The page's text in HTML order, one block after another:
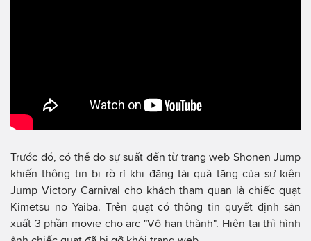
Trước đó, có thể do sự suất đến từ trang web Shonen Jump
khiến thông tin bị rò rỉ khi đăng tải quà tặng của sự kiện
Jump Victory Carnival cho khách tham quan là chiếc quạt
Kimetsu no Yaiba. Trên quạt có thông tin quyết định sản
xuất 3 phần movie cho arc "Vô hạn thành". Hiện tại thì hình